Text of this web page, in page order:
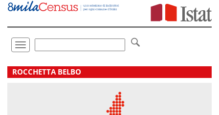
Vai
direttamente
Toggle
navigation
.
ROCCHETTA BELBO